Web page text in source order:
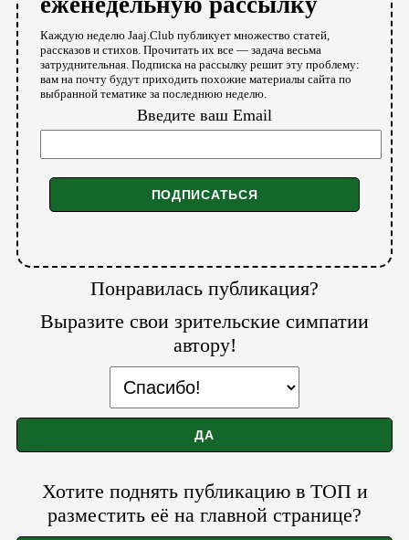
Каждую неделю Jaaj.Club публикует множество статей,
рассказов и стихов. Прочитать их все — задача весьма
затруднительная. Подписка на рассылку решит эту проблему:
вам на почту будут приходить похожие материалы сайта по
выбранной тематике за последнюю неделю.
Введите ваш Email
Понравилась публикация?
Выразите свои зрительские симпатии
автору!
Хотите поднять публикацию в ТОП и
разместить её на главной странице?